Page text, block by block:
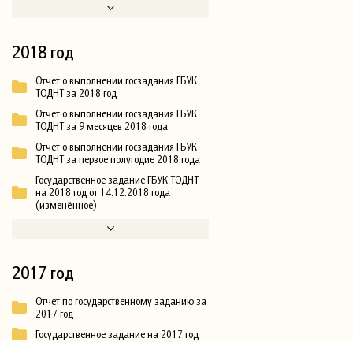
2018 год
Отчет о выполнении госзадания ГБУК
ТОДНТ за 2018 год
Отчет о выполнении госзадания ГБУК
ТОДНТ за 9 месяцев 2018 года
Отчет о выполнении госзадания ГБУК
ТОДНТ за первое полугодие 2018 года
Государственное задание ГБУК ТОДНТ
на 2018 год от 14.12.2018 года
(изменённое)
2017 год
Отчет по государственному заданию за
2017 год
Государственное задание на 2017 год